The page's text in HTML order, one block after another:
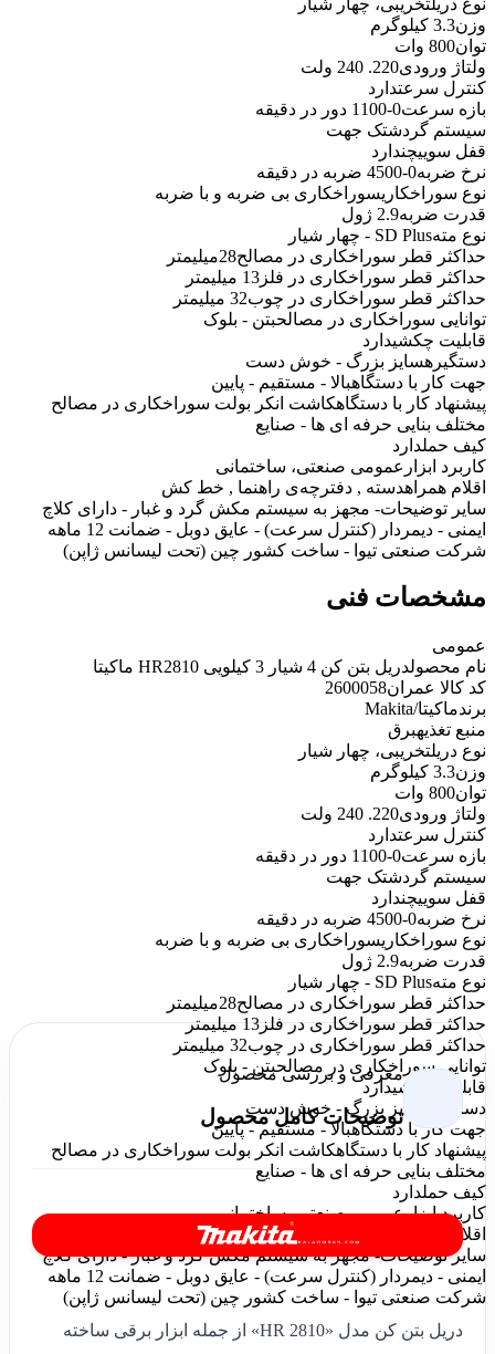
وزن3.3 کیلوگرم
توان800 وات
ولتاژ ورودی220. 240 ولت
کنترل سرعتدارد
بازه سرعت0-1100 دور در دقیقه
سیستم گردشتک جهت
قفل سوییچندارد
نرخ ضربه0-4500 ضربه در دقیقه
نوع سوراخکاریسوراخکاری بی ضربه و با ضربه
قدرت ضربه2.9 ژول
نوع متهSD Plus - چهار شیار
حداکثر قطر سوراخکاری در مصالح28میلیمتر
حداکثر قطر سوراخکاری در فلز 13 میلیمتر
حداکثر قطر سوراخکاری در چوب32 میلیمتر
توانایی سوراخکاری در مصالحبتن - بلوک
قابلیت چکشیدارد
دستگیرهسایز بزرگ - خوش دست
جهت کار با دستگاهبالا - مستقیم - پایین
پیشنهاد کار با دستگاهکاشت انکر بولت سوراخکاری در مصالح
مختلف بنایی حرفه ای ها - صنایع
کیف حملدارد
کاربرد ابزار عمومی صنعتی، ساختمانی
اقلام همراهدسته , دفترچه‌ی راهنما , خط کش
سایر توضیحات- مجهز به سیستم مکش گرد و غبار - دارای کلاچ
ایمنی - دیمردار (کنترل سرعت) - عایق دوبل - ضمانت 12 ماهه
شرکت صنعتی تیوا - ساخت کشور چین (تحت لیسانس ژاپن)
مشخصات فنی
عمومی
نام محصولدریل بتن کن 4 شیار 3 کیلویی HR2810 ماکیتا
کد کالا عمران2600058
برندماکیتا/Makita
منبع تغذیهبرق
نوع دریلتخریبی، چهار شیار
وزن3.3 کیلوگرم
توان800 وات
ولتاژ ورودی220. 240 ولت
کنترل سرعتدارد
بازه سرعت0-1100 دور در دقیقه
سیستم گردشتک جهت
قفل سوییچندارد
نرخ ضربه0-4500 ضربه در دقیقه
نوع سوراخکاریسوراخکاری بی ضربه و با ضربه
قدرت ضربه2.9 ژول
نوع متهSD Plus - چهار شیار
حداکثر قطر سوراخکاری در مصالح28میلیمتر
حداکثر قطر سوراخکاری در فلز13 میلیمتر
حداکثر قطر سوراخکاری در چوب32 میلیمتر
توانایی سوراخکاری در مصالحبتن - بلوک
قابلیت چکشیدارد
دستگیره
سایز بزرگ - خوش دست
جهت کار با دستگاهبالا - مستقیم - پایین
پیشنهاد کار با دستگاهکاشت انکر بولت سوراخکاری در مصالح
مختلف بنایی حرفه ای ها - صنایع
کیف حملدارد
کاربرد ابزارعمومی صنعتی، ساختمانی
اقلام همراه
دسته , دفترچه‌ی راهنما , خط کش
سایر توضیحات- مجهز به سیستم مکش گرد و غبار - دارای کلاچ
ایمنی - دیمردار (کنترل سرعت) - عایق دوبل - ضمانت 12 ماهه
شرکت صنعتی تیوا - ساخت کشور چین (تحت لیسانس ژاپن)
معرفی و بررسی محصول
توضیحات کامل محصول
دریل بتن کن مدل «HR 2810» از جمله ابزار برقی ساخته